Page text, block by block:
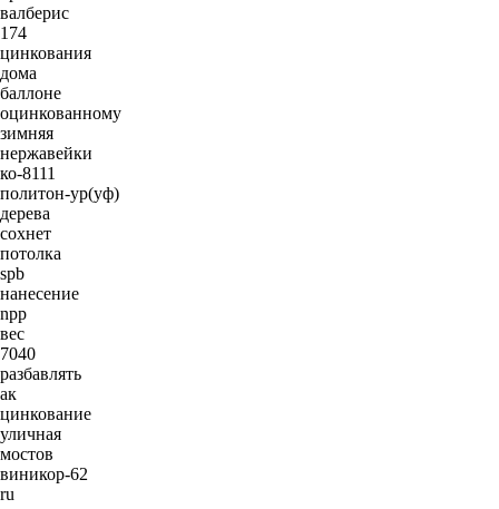
валберис
174
цинкования
дома
баллоне
оцинкованному
зимняя
нержавейки
ко-8111
политон-ур(уф)
дерева
сохнет
потолка
spb
нанесение
npp
вес
7040
разбавлять
ак
цинкование
уличная
мостов
виникор-62
ru